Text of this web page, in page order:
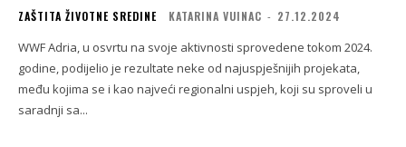
ZAŠTITA ŽIVOTNE SREDINE KATARINA VUINAC - 27.12.2024
WWF Adria, u osvrtu na svoje aktivnosti sprovedene tokom 2024.
godine, podijelio je rezultate neke od najuspješnijih projekata,
među kojima se i kao najveći regionalni uspjeh, koji su sproveli u
saradnji sa...